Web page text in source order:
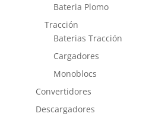
Bateria Plomo
Tracción
Baterias Tracción
Cargadores
Monoblocs
Convertidores
Descargadores